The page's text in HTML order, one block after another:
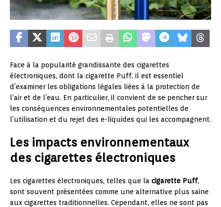
Face à la popularité grandissante des cigarettes
électroniques, dont la cigarette Puff, il est essentiel
d’examiner les obligations légales liées à la protection de
l’air et de l’eau. En particulier, il convient de se pencher sur
les conséquences environnementales potentielles de
l’utilisation et du rejet des e-liquides qui les accompagnent.
Les impacts environnementaux
des cigarettes électroniques
Les cigarettes électroniques, telles que la cigarette Puff,
sont souvent présentées comme une alternative plus saine
aux cigarettes traditionnelles. Cependant, elles ne sont pas